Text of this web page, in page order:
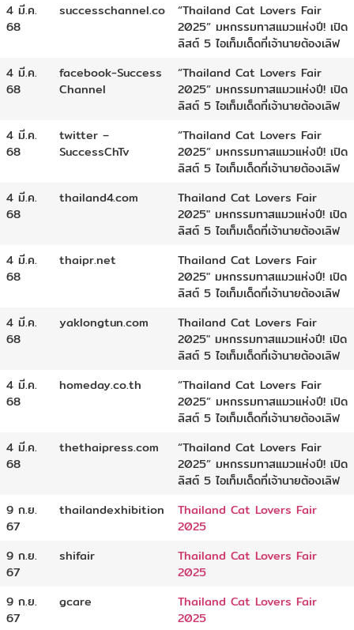
4 มี.ค.
68
successchannel.co
“Thailand Cat Lovers Fair
2025” มหกรรมทาสแมวแห่งปี! เปิด
ลิสต์ 5 ไอเท็มเด็ดที่เจ้านายต้องเลิฟ
4 มี.ค.
68
facebook-Success
Channel
“Thailand Cat Lovers Fair
2025” มหกรรมทาสแมวแห่งปี! เปิด
ลิสต์ 5 ไอเท็มเด็ดที่เจ้านายต้องเลิฟ
4 มี.ค.
68
twitter –
SuccessChTv
“Thailand Cat Lovers Fair
2025” มหกรรมทาสแมวแห่งปี! เปิด
ลิสต์ 5 ไอเท็มเด็ดที่เจ้านายต้องเลิฟ
4 มี.ค.
68
thailand4.com
Thailand Cat Lovers Fair
2025″ มหกรรมทาสแมวแห่งปี! เปิด
ลิสต์ 5 ไอเท็มเด็ดที่เจ้านายต้องเลิฟ
4 มี.ค.
68
thaipr.net
Thailand Cat Lovers Fair
2025″ มหกรรมทาสแมวแห่งปี! เปิด
ลิสต์ 5 ไอเท็มเด็ดที่เจ้านายต้องเลิฟ
4 มี.ค.
68
yaklongtun.com
Thailand Cat Lovers Fair
2025″ มหกรรมทาสแมวแห่งปี! เปิด
ลิสต์ 5 ไอเท็มเด็ดที่เจ้านายต้องเลิฟ
4 มี.ค.
68
homeday.co.th
“Thailand Cat Lovers Fair
2025” มหกรรมทาสแมวแห่งปี! เปิด
ลิสต์ 5 ไอเท็มเด็ดที่เจ้านายต้องเลิฟ
4 มี.ค.
68
thethaipress.com
“Thailand Cat Lovers Fair
2025” มหกรรมทาสแมวแห่งปี! เปิด
ลิสต์ 5 ไอเท็มเด็ดที่เจ้านายต้องเลิฟ
9 ก.ย.
67
thailandexhibition
Thailand Cat Lovers Fair
2025
9 ก.ย.
67
shifair
Thailand Cat Lovers Fair
2025
9 ก.ย.
67
gcare
Thailand Cat Lovers Fair
2025